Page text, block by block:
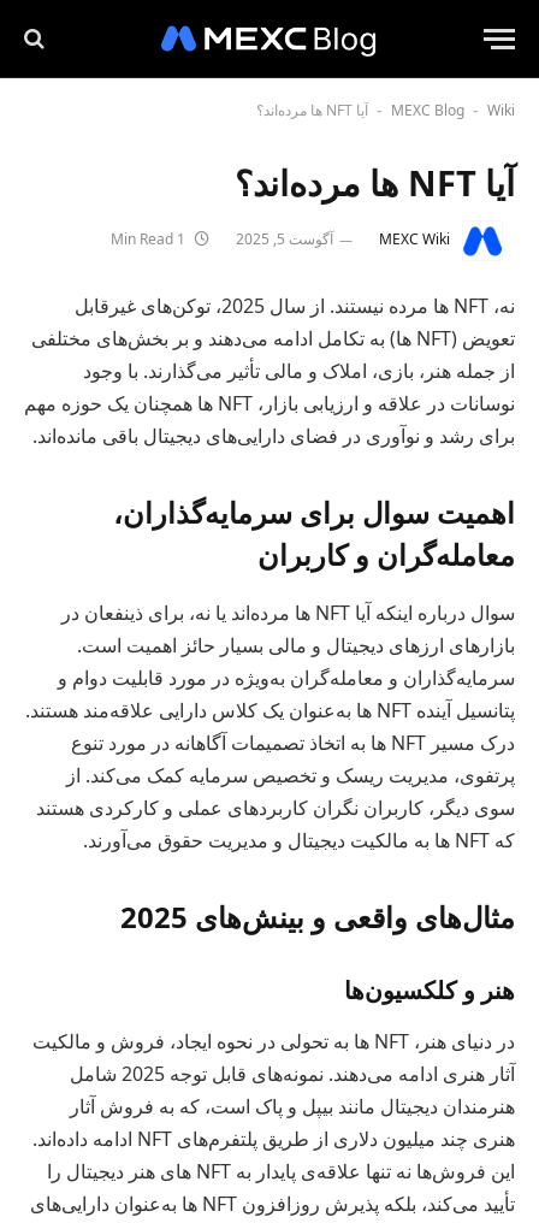
MEXC Blog - Wiki
- آیا NFT ها مرده‌اند؟
آیا NFT ها مرده‌اند؟
MEXC Wiki آگوست 5, 2025
نه، NFT ها مرده نیستند. از سال 2025، توکن‌های غیرقابل
تعویض (NFT ها) به تکامل ادامه می‌دهند و بر بخش‌های مختلفی
از جمله هنر، بازی، املاک و مالی تأثیر می‌گذارند. با وجود
نوسانات در علاقه و ارزیابی بازار، NFT ها همچنان یک حوزه مهم
برای رشد و نوآوری در فضای دارایی‌های دیجیتال باقی مانده‌اند.
اهمیت سوال برای سرمایه‌گذاران،
معامله‌گران و کاربران
سوال درباره اینکه آیا NFT ها مرده‌اند یا نه، برای ذینفعان در
بازارهای ارزهای دیجیتال و مالی بسیار حائز اهمیت است.
سرمایه‌گذاران و معامله‌گران به‌ویژه در مورد قابلیت دوام و
پتانسیل آینده NFT ها به‌عنوان یک کلاس دارایی علاقه‌مند هستند.
درک مسیر NFT ها به اتخاذ تصمیمات آگاهانه در مورد تنوع
پرتفوی، مدیریت ریسک و تخصیص سرمایه کمک می‌کند. از
سوی دیگر، کاربران نگران کاربردهای عملی و کارکردی هستند
که NFT ها به مالکیت دیجیتال و مدیریت حقوق می‌آورند.
مثال‌های واقعی و بینش‌های 2025
هنر و کلکسیون‌ها
در دنیای هنر، NFT ها به تحولی در نحوه ایجاد، فروش و مالکیت
آثار هنری ادامه می‌دهند. نمونه‌های قابل توجه 2025 شامل
هنرمندان دیجیتال مانند بیپل و پاک است، که به فروش آثار
هنری چند میلیون دلاری از طریق پلتفرم‌های NFT ادامه داده‌اند.
این فروش‌ها نه تنها علاقه‌ی پایدار به NFT های هنر دیجیتال را
تأیید می‌کند، بلکه پذیرش روزافزون NFT ها به‌عنوان دارایی‌های